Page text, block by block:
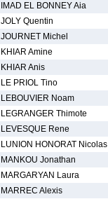
IMAD EL BONNEY Aia
JOLY Quentin
JOURNET Michel
KHIAR Amine
KHIAR Anis
LE PRIOL Tino
LEBOUVIER Noam
LEGRANGER Thimote
LEVESQUE Rene
LUNION HONORAT Nicolas
MANKOU Jonathan
MARGARYAN Laura
MARREC Alexis